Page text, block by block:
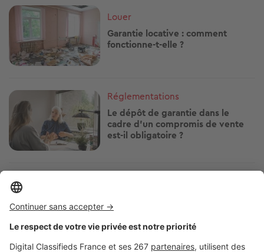
Image
Louer
Garantie locative : comment
fonctionne-t-elle ?
Image
Réglementations
Le dépôt de garantie dans le
cadre d’un compromis de vente
est-il obligatoire ?
Image
Location : votre bailleur peut-il
vous interdire d’avoir des poules ?